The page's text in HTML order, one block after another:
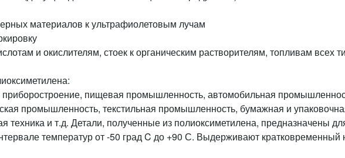
материалов к ультрафиолетовым лучам
и окислителям, стоек к органическим растворителям, топливам всех
пищевая промышленность, автомобильная
промышленность, текстильная промышленность, бумажная и
техника и т.д. Детали, полученные из полиоксиметилена, предназначены
температур от -50 град C до +90 С. Выдерживают кратковременный